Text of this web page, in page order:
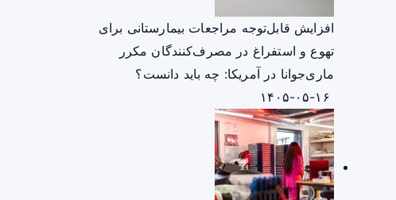
افزایش قابل‌توجه مراجعات بیمارستانی برای
تهوع و استفراغ در مصرف‌کنندگان مکرر
ماری‌جوانا در آمریکا: چه باید دانست؟